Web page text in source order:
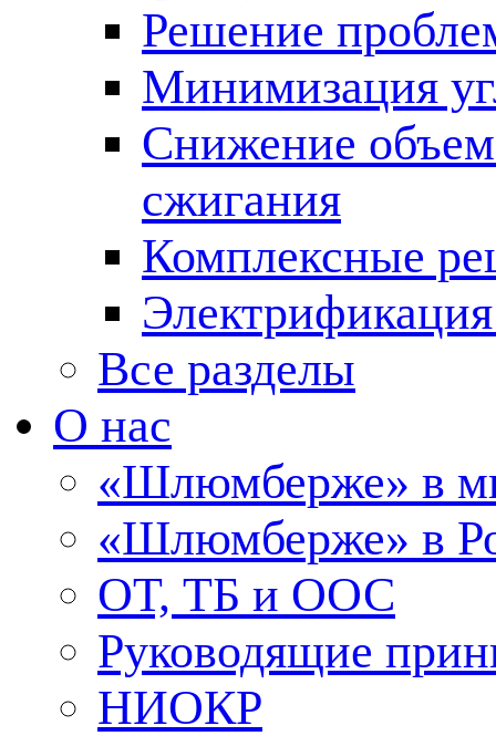
Решение
Минимизация
Снижение
сжигания
Комплексные
Все разделы
О нас
«Шлюмберже» в
«Шлюмберже» в
ОТ, ТБ и ООС
Руководящие
НИОКР